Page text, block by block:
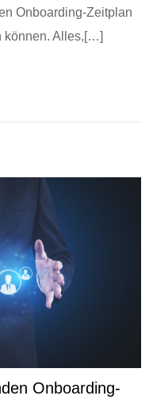
Onboarding-Zeitplan
können. Alles,[…]
Onboarding-